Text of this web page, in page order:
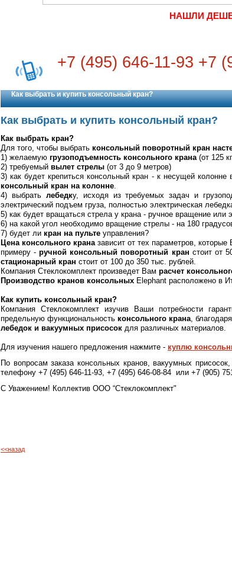
НАШЛИ
+7 (495) 646-11-93 +7
Как выбрать и купить консольный кран?
Как выбрать и купить консольный кран?
Как выбрать кран?
Для того, чтобы выбрать консольный поворотный кран
1) желаемую грузоподъемность консольного крана(от 125
2) требуемый вылет стрелы (от 3 до 9 метров)
3) как будет крепиться консольный кран - к несущей
консольный кран на колонне.
4) выбрать лебедку, исходя из требуемых задач и
электрический подъем груза, полностью электрическая
5) как будет вращаться стрела у крана - ручное вращение или
6) на какой угол необходимо вращение стрелы - на 180
7) будет ли кран на пульте управления?
Цена консольного краназависит от тех параметров,
примеру -ручной консольный поворотный кран стоит от
стационарный кран стоит от 100 до 350 тыс. рублей.
Компания Стеклокомплект произведет Вам расчет
Производство кранов консольных Elephant расположено в
Как купить консольный кран?
Компания Стеклокомплект изучив Ваши потребности
предельную функциональностьконсольного крана,
лебедок и вакуумных присосок для различных материалов.
Для изучения нашего предложения нажмите - куплю
По вопросам заказа консольных кранов, вакуумных
телефону +7 (495) 646-11-93, +7 (495) 646-08-84 или +7 (905)
C Уважением! Коллектив ООО “Стеклокомплект"
<<назад